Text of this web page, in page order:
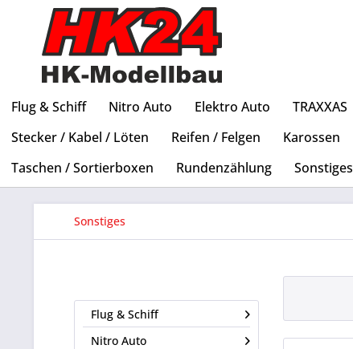
Flug & Schiff Nitro Auto Elektro Auto TRAXXAS
Stecker / Kabel / Löten
Reifen / Felgen Karossen
Taschen / Sortierboxen
Rundenzählung Sonstiges
Sonstiges
Flug & Schiff
Nitro Auto